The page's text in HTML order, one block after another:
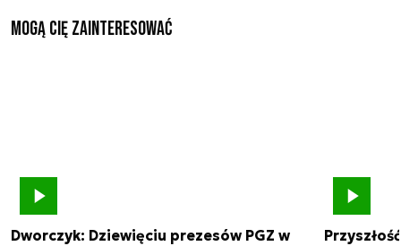
Mogą Cię zainteresować
Dworczyk: Dziewięciu prezesów PGZ w